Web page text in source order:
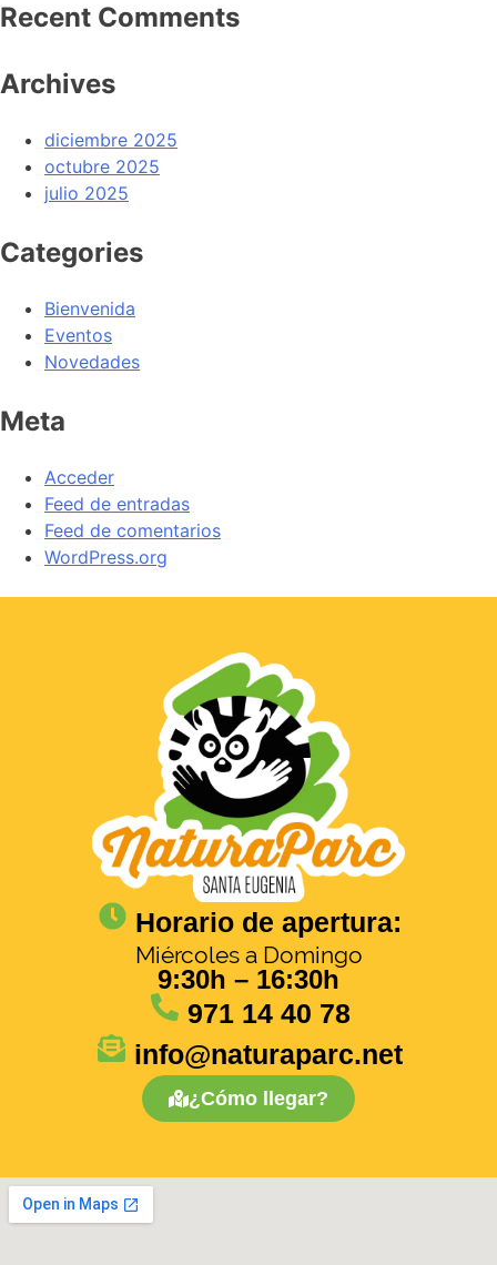
Recent Comments
Archives
diciembre 2025
octubre 2025
julio 2025
Categories
Bienvenida
Eventos
Novedades
Meta
Acceder
Feed de entradas
Feed de comentarios
WordPress.org
Horario de apertura:
Miércoles a Domingo
9:30h – 16:30h
971 14 40 78
info@naturaparc.net
¿Cómo llegar?